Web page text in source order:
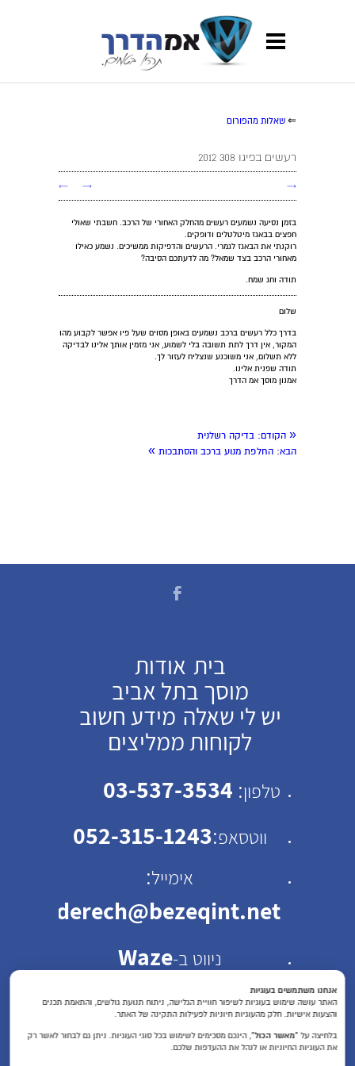
⇐ שאלות מהפורום
רעשים בפיגו 308 2012
→
→
←
בזמן נסיעה נשמעים רעשים מהחלק האחורי של הרכב. חשבתי שאולי
חפצים בבאגז מיטלטלים ודופקים.
רוקנתי את הבאגז לגמרי. הרעשים והדפיקות ממשיכים. נשמע כאילו
מאחורי הרכב בצד שמאל? מה לדעתכם הסיבה?
תודה וחג שמח.
שלום
בדרך כלל רעשים ברכב נשמעים באופן מסוים שעל פיו אפשר לקבוע מהו
המקור, אין דרך לתת תשובה בלי לשמוע, אני מזמין אותך אלינו לבדיקה
ללא תשלום, אני משוכנע שנצליח לעזור לך.
תודה שפנית אלינו.
אמנון מוסך אמ הדרך
« הקודם: בדיקה רשלנית
הבא: החלפת מנוע ברכב והסתבכות »
בית אודות
מוסך בתל אביב
יש לי שאלה מידע חשוב
לקוחות ממליצים
טלפון:
03-537-3534
ווטסאפ:
052-315-1243
אימייל:
ניווט ב-Waze
כתובת: רחוב ישראל ב"ק
30 תל אביב
אנחנו משתמשים בעוגיות
האתר עושה שימוש בעוגיות לשיפור חוויית הגלישה, ניתוח תנועת גולשים, והתאמת תכנים
והצעות אישיות. חלק מהעוגיות חיוניות לפעילות התקינה של האתר.
בלחיצה על “מאשר הכול”, הינכם מסכימים לשימוש בכל סוגי העוגיות. ניתן גם לבחור לאשר רק
את העוגיות החיוניות או לנהל את ההעדפות שלכם.